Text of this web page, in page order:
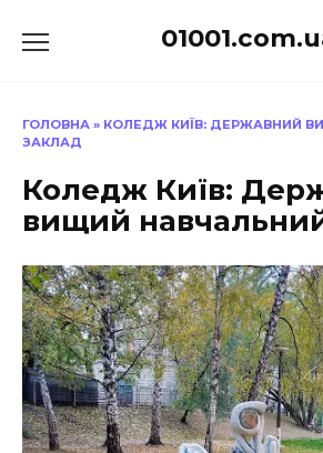
до
ГОЛОВНА » КОЛЕДЖ КИЇВ: ДЕРЖАВНИЙ
ЗАКЛАД
Коледж Київ:
вищий